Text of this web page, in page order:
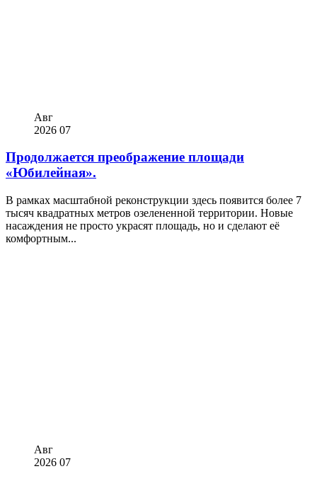
Авг
2026 07
Продолжается преображение площади
«Юбилейная».
В рамках масштабной реконструкции здесь появится более 7
тысяч квадратных метров озелененной территории. Новые
насаждения не просто украсят площадь, но и сделают её
комфортным...
Авг
2026 07